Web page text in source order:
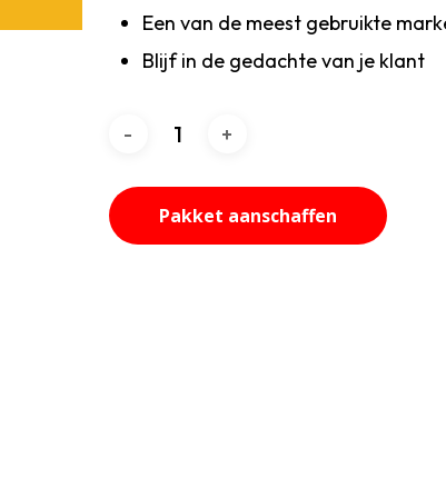
Een van de meest gebruikte
Blijf in de gedachte van je klant
Pakket aanschaffen